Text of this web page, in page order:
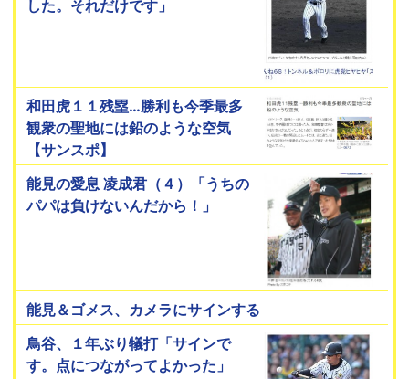
した。それだけです」
和田虎１１残塁…勝利も今季最多
観衆の聖地には鉛のような空気
【サンスポ】
能見の愛息 凌成君（４）「うちの
パパは負けないんだから！」
能見＆ゴメス、カメラにサインする
鳥谷、１年ぶり犠打「サインで
す。点につながってよかった」